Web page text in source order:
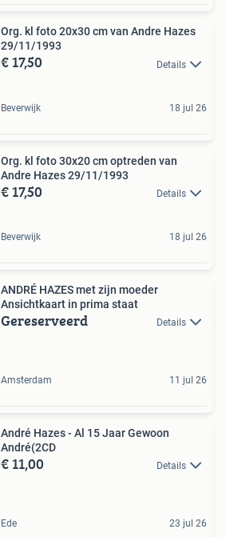
Org. kl foto 20x30 cm van Andre Hazes
29/11/1993
€ 17,50 Details
Beverwijk 18 jul 26
Org. kl foto 30x20 cm optreden van
Andre Hazes 29/11/1993
€ 17,50 Details
Beverwijk 18 jul 26
ANDRÉ HAZES met zijn moeder
Ansichtkaart in prima staat
Gereserveerd Details
Amsterdam 11 jul 26
André Hazes - Al 15 Jaar Gewoon
André(2CD
€ 11,00 Details
Ede 23 jul 26